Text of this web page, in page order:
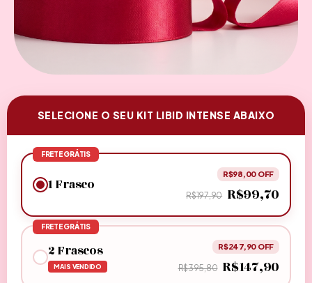
SELECIONE O SEU KIT LIBID INTENSE ABAIXO
FRETE GRÁTIS
1 Frasco
R$98,00 OFF
R$197,90 R$99,70
FRETE GRÁTIS
2 Frascos
MAIS VENDIDO
R$247,90 OFF
R$395,80 R$147,90